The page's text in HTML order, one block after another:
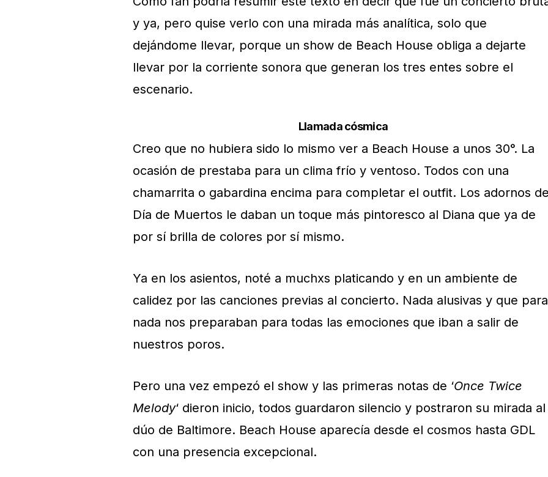
y ya, pero quise verlo con una mirada más analítica, solo que
dejándome llevar, porque un show de Beach House obliga a dejarte
llevar por la corriente sonora que generan los tres entes sobre el
escenario.
Llamada cósmica
Creo que no hubiera sido lo mismo ver a Beach House a unos 30°. La
ocasión de prestaba para un clima frío y ventoso. Todos con una
chamarrita o gabardina encima para completar el outfit. Los adornos
Día de Muertos le daban un toque más pintoresco al Diana que ya de
por sí brilla de colores por sí mismo.
Ya en los asientos, noté a muchxs platicando y en un ambiente de
calidez por las canciones previas al concierto. Nada alusivas y que para
nada nos preparaban para todas las emociones que iban a salir de
nuestros poros.
Pero una vez empezó el show y las primeras notas de ‘Once Twice
Melody‘ dieron inicio, todos guardaron silencio y postraron su mirada al
dúo de Baltimore. Beach House aparecía desde el cosmos hasta GDL
con una presencia excepcional.